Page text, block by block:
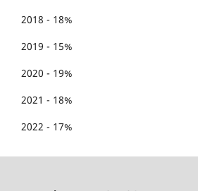
2018 - 18%
2019 - 15%
2020 - 19%
2021 - 18%
2022 - 17%